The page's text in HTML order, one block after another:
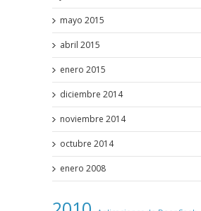
mayo 2015
abril 2015
enero 2015
diciembre 2014
noviembre 2014
octubre 2014
enero 2008